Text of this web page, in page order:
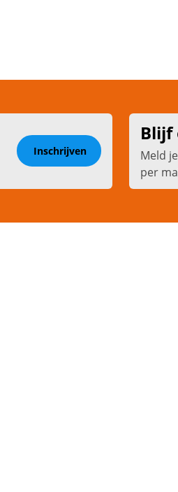
Inschrijven
Blijf
Meld
per